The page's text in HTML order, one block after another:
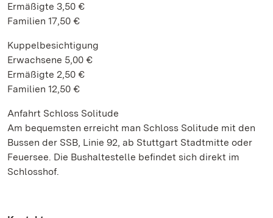
Ermäßigte 3,50 €
Familien 17,50 €
Kuppelbesichtigung
Erwachsene 5,00 €
Ermäßigte 2,50 €
Familien 12,50 €
Anfahrt Schloss Solitude
Am bequemsten erreicht man Schloss Solitude mit den
Bussen der SSB, Linie 92, ab Stuttgart Stadtmitte oder
Feuersee. Die Bushaltestelle befindet sich direkt im
Schlosshof.